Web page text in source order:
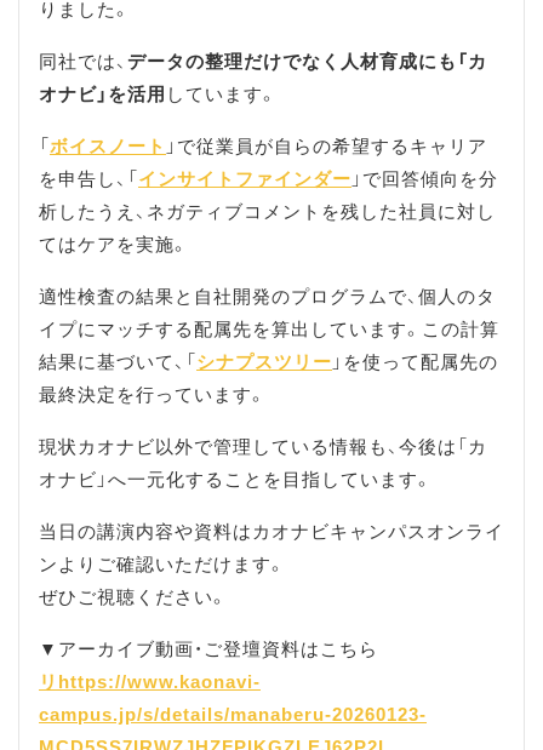
りました。
同社では、データの整理だけでなく人材育成にも「カ
オナビ」を活用 しています。
「ボイスノート」で従業員が自らの希望するキャリア
を申告し、「インサイトファインダー」で回答傾向を分
析したうえ、ネガティブコメントを残した社員に対し
てはケアを実施。
適性検査の結果と自社開発のプログラムで、個人のタ
イプにマッチする配属先を算出しています。この計算
結果に基づいて、「シナプスツリー」を使って配属先の
最終決定を行っています。
現状カオナビ以外で管理している情報も、今後は「カ
オナビ」へ一元化することを目指しています。
当日の講演内容や資料はカオナビキャンパスオンライ
ンよりご確認いただけます。
ぜひご視聴ください。
▼アーカイブ動画・ご登壇資料はこちら
リhttps://www.kaonavi-
campus.jp/s/details/manaberu-20260123-